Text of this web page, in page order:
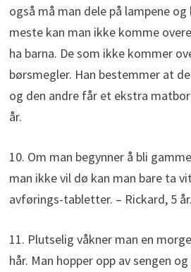
også må man dele på lampene
meste kan man ikke komme
ha barna. De som ikke kommer
børsmegler. Han bestemmer at
og den andre får et ekstra
år.
10. Om man begynner å bli
man ikke vil dø kan man bare ta
avførings-tabletter. – Rickard, 5 år.
11. Plutselig våkner man en
hår. Man hopper opp av sengen